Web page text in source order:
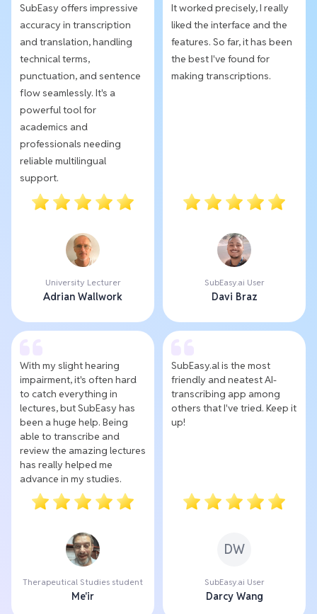
SubEasy offers impressive
accuracy in transcription
and translation, handling
technical terms,
punctuation, and sentence
flow seamlessly. It's a
powerful tool for
academics and
professionals needing
reliable multilingual
support.
University Lecturer
Adrian Wallwork
It worked precisely, I really
liked the interface and the
features. So far, it has been
the best I've found for
making transcriptions.
SubEasy.ai User
Davi Braz
With my slight hearing
impairment, it's often hard
to catch everything in
lectures, but SubEasy has
been a huge help. Being
able to transcribe and
review the amazing lectures
has really helped me
advance in my studies.
Therapeutical Studies student
Me'ir
SubEasy.al is the most
friendly and neatest AI-
transcribing app among
others that I've tried. Keep it
up!
DW
SubEasy.ai User
Darcy Wang